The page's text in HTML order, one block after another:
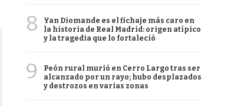
8
Yan Diomande es el fichaje más caro en
la historia de Real Madrid: origen atípico
y la tragedia que lo fortaleció
9
Peón rural murió en Cerro Largo tras ser
alcanzado por un rayo; hubo desplazados
y destrozos en varias zonas